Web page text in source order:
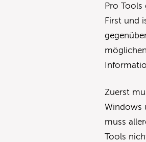
Pro Tools
First und
Zuerst
Windows
muss
Tools